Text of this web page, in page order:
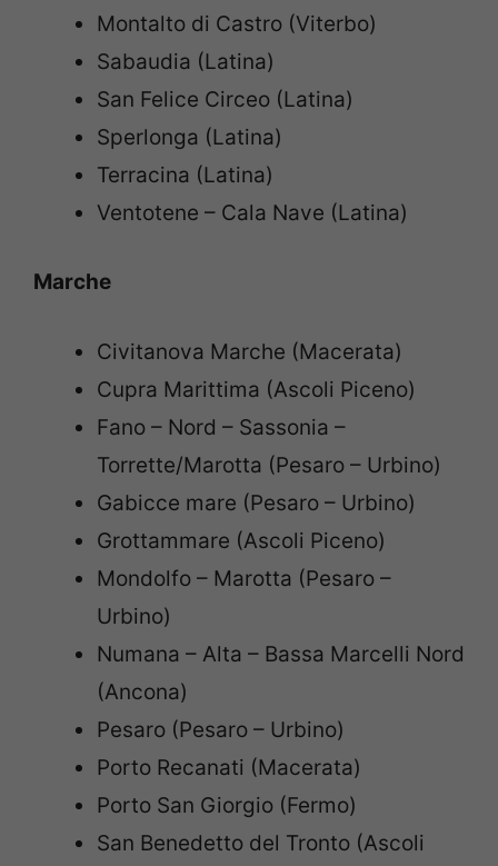
Montalto di Castro (Viterbo)
Sabaudia (Latina)
San Felice Circeo (Latina)
Sperlonga (Latina)
Terracina (Latina)
Ventotene – Cala Nave (Latina)
Marche
Civitanova Marche (Macerata)
Cupra Marittima (Ascoli Piceno)
Fano – Nord – Sassonia –
Torrette/Marotta (Pesaro – Urbino)
Gabicce mare (Pesaro – Urbino)
Grottammare (Ascoli Piceno)
Mondolfo – Marotta (Pesaro –
Urbino)
Numana – Alta – Bassa Marcelli Nord
(Ancona)
Pesaro (Pesaro – Urbino)
Porto Recanati (Macerata)
Porto San Giorgio (Fermo)
San Benedetto del Tronto (Ascoli